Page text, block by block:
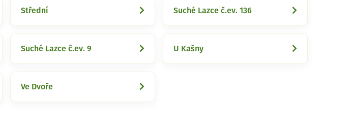
Střední Suché Lazce č.ev. 136
Suché Lazce č.ev. 9 U Kašny
Ve Dvoře